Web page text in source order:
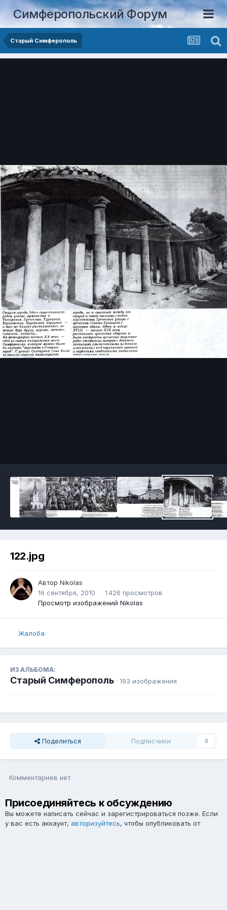
Симферопольский Форум
Старый Симферополь
122.jpg
Автор Nikolas
16 сентября, 2010
1 426 просмотров
Просмотр изображений Nikolas
Жалоба
ИЗ АЛЬБОМА:
Старый Симферополь · 193 изображения
Поделиться Подписчики 0
Комментариев нет
Присоединяйтесь к обсуждению
Вы можете написать сейчас и зарегистрироваться позже. Если
у вас есть аккаунт, авторизуйтесь, чтобы опубликовать от